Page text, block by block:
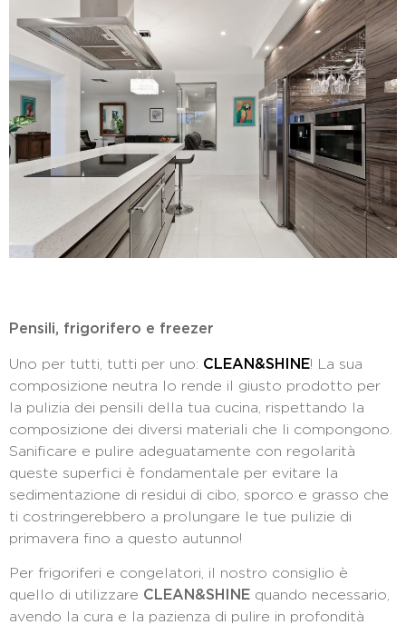
Pensili, frigorifero e freezer
Uno per tutti, tutti per uno: CLEAN&SHINE! La sua
composizione neutra lo rende il giusto prodotto per
la pulizia dei pensili della tua cucina, rispettando la
composizione dei diversi materiali che li compongono.
Sanificare e pulire adeguatamente con regolarità
queste superfici è fondamentale per evitare la
sedimentazione di residui di cibo, sporco e grasso che
ti costringerebbero a prolungare le tue pulizie di
primavera fino a questo autunno!
Per frigoriferi e congelatori, il nostro consiglio è
quello di utilizzare CLEAN&SHINE quando necessario,
avendo la cura e la pazienza di pulire in profondità